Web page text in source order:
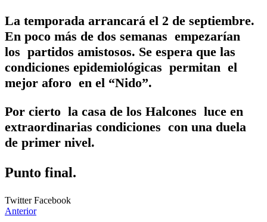
La temporada arrancará el 2 de septiembre.
En poco más de dos semanas empezarían
los partidos amistosos. Se espera que las
condiciones epidemiológicas permitan el
mejor aforo en el “Nido”.
Por cierto la casa de los Halcones luce en
extraordinarias condiciones con una duela
de primer nivel.
Punto final.
TwitterFacebook
Anterior